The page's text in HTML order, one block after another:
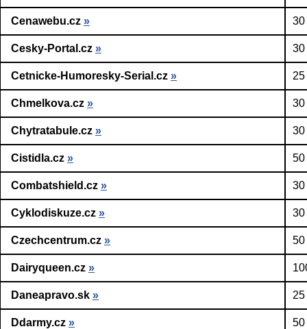
Cenawebu.cz » 30
Cesky-Portal.cz » 30
Cetnicke-Humoresky-Serial.cz »
Chmelkova.cz » 30
Chytratabule.cz » 30
Cistidla.cz » 50
Combatshield.cz » 30
Cyklodiskuze.cz » 30
Czechcentrum.cz » 50
Dairyqueen.cz »
Daneapravo.sk »
Ddarmy.cz » 50